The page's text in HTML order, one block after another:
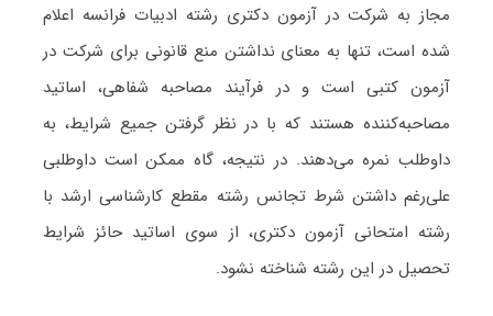
مجاز به شرکت در آزمون دکتری رشته ادبیات فرانسه اعلام
شده است، تنها به معنای نداشتن منع قانونی برای شرکت در
آزمون کتبی است و در فرآیند مصاحبه شفاهی، اساتید
مصاحبه‌کننده هستند که با در نظر گرفتن جمیع شرایط، به
داوطلب نمره می‌دهند. در نتیجه، گاه ممکن است داوطلبی
علی‌رغم داشتن شرط تجانس رشته مقطع کارشناسی ارشد با
رشته امتحانی آزمون دکتری، از سوی اساتید حائز شرایط
تحصیل در این رشته شناخته نشود.